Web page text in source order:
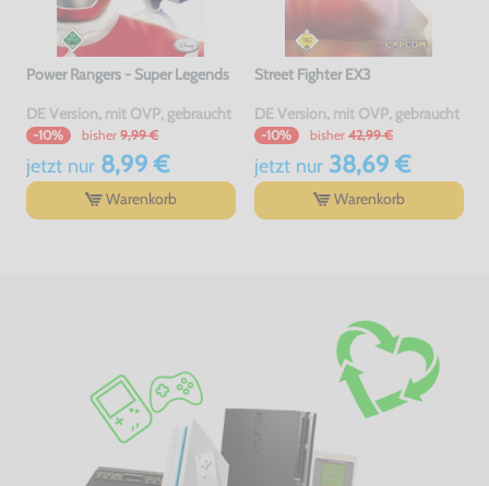
Power Rangers - Super Legends
DE Version, mit OVP, gebraucht
-10% bisher 9,99 €
jetzt nur8,99 €
Warenkorb
Street Fighter EX3
DE Version, mit OVP, gebraucht
-10% bisher 42,99 €
jetzt nur38,69 €
Warenkorb